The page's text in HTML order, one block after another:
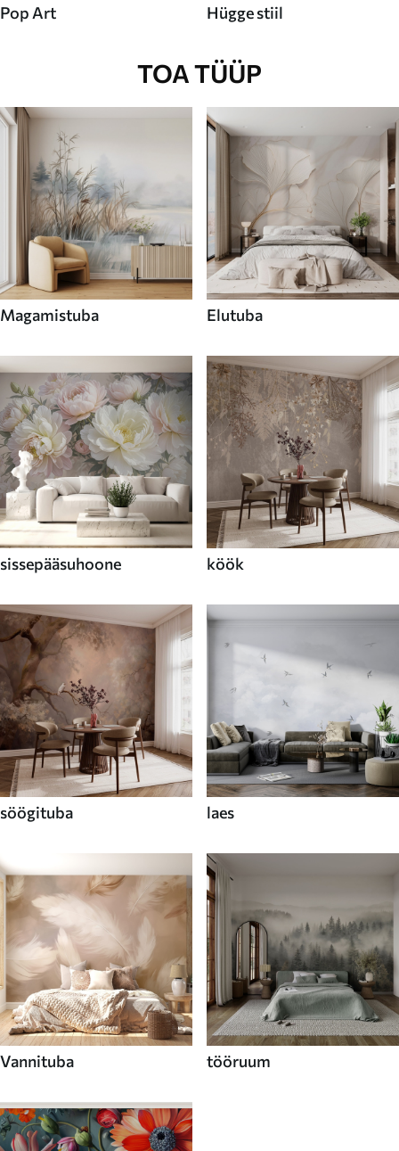
Pop Art Hügge stiil
TOA TÜÜP
Magamistuba Elutuba
sissepääsuhoone köök
söögituba laes
Vannituba tööruum